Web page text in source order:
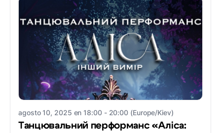
agosto 10, 2025 en 18:00 - 20:00 (Europe/Kiev)
Танцювальний перформанс «Аліса: